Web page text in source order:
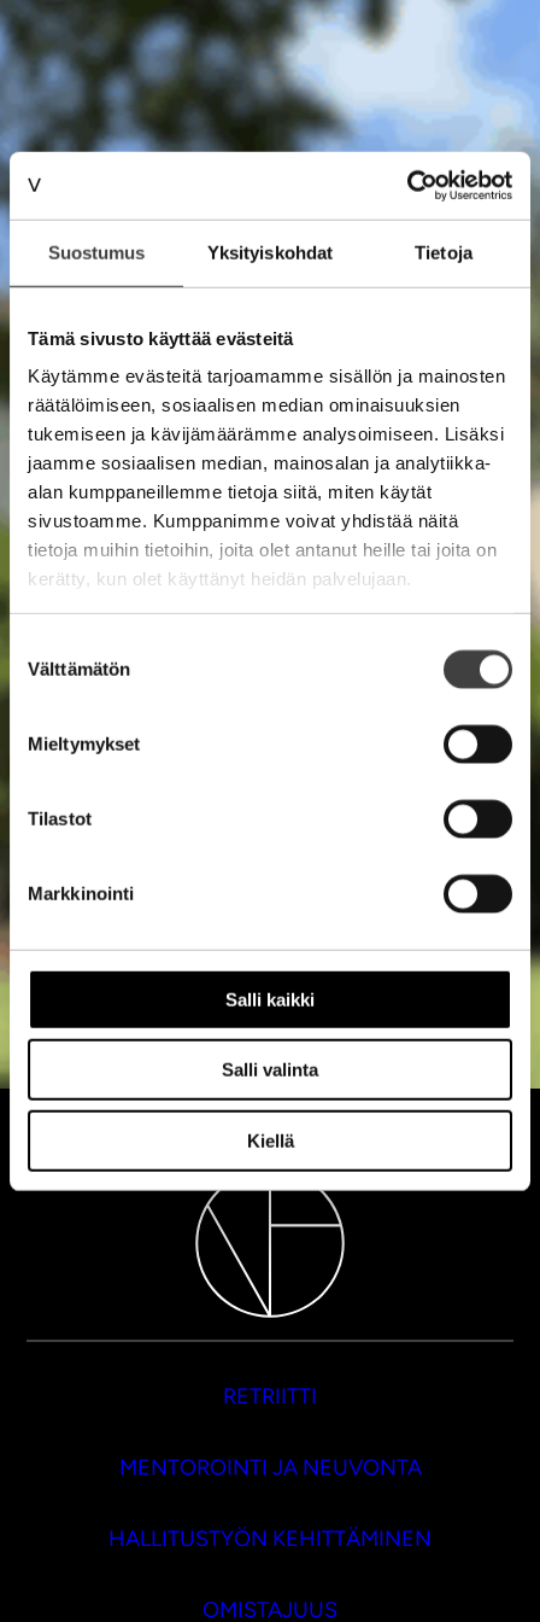
Suostumus Yksityiskohdat Tietoja
Tämä sivusto käyttää evästeitä
Käytämme evästeitä tarjoamamme sisällön ja mainosten
räätälöimiseen, sosiaalisen median ominaisuuksien
tukemiseen ja kävijämäärämme analysoimiseen. Lisäksi
jaamme sosiaalisen median, mainosalan ja analytiikka-
alan kumppaneillemme tietoja siitä, miten käytät
sivustoamme. Kumppanimme voivat yhdistää näitä
tietoja muihin tietoihin, joita olet antanut heille tai joita on
kerätty, kun olet käyttänyt heidän palvelujaan.
valinta
Välttämätön
Mieltymykset
Tilastot
Markkinointi
Salli kaikki
Salli valinta
Kiellä
RETRIITTI
MENTOROINTI JA NEUVONTA
HALLITUSTYÖN KEHITTÄMINEN
OMISTAJUUS